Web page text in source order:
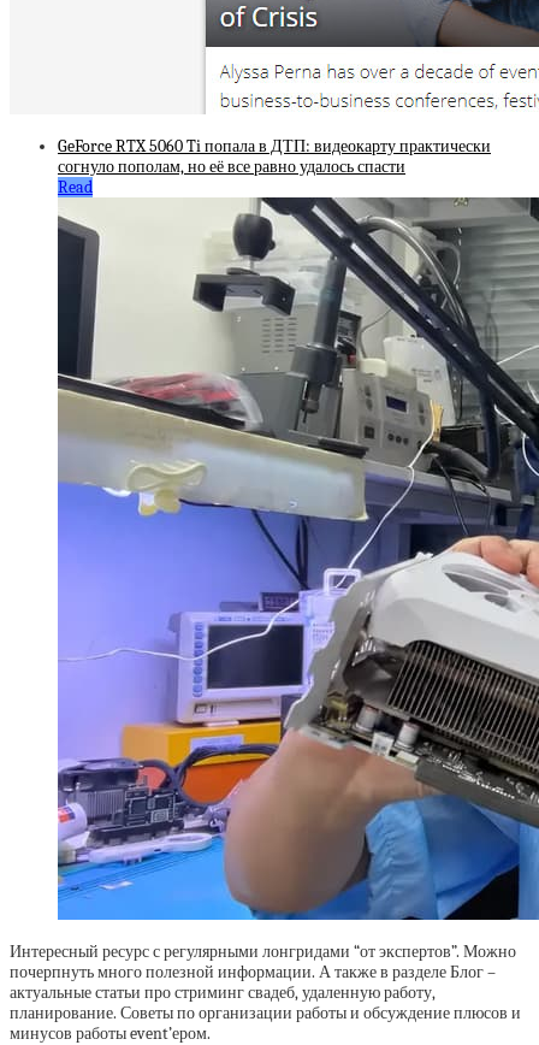
GeForce RTX 5060 Ti попала в ДТП: видеокарту практически
согнуло пополам, но её все равно удалось спасти
Read
Интересный ресурс с регулярными лонгридами “от экспертов”. Можно
почерпнуть много полезной информации. А также в разделе Блог –
актуальные статьи про стриминг свадеб, удаленную работу,
планирование. Советы по организации работы и обсуждение плюсов и
минусов работы event’ером.